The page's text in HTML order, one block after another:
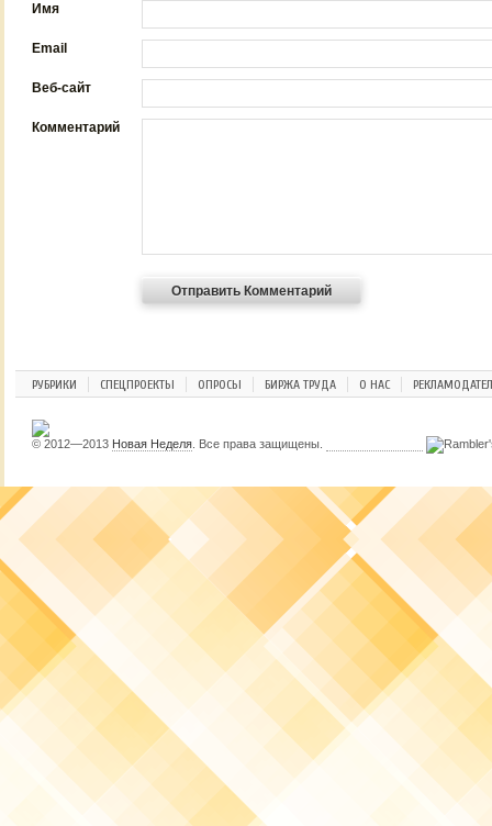
Имя
Email
Веб-сайт
Комментарий
РУБРИКИ СПЕЦПРОЕКТЫ ОПРОСЫ БИРЖА ТРУДА О НАС
© 2012—2013 Новая Неделя . Все права защищены.